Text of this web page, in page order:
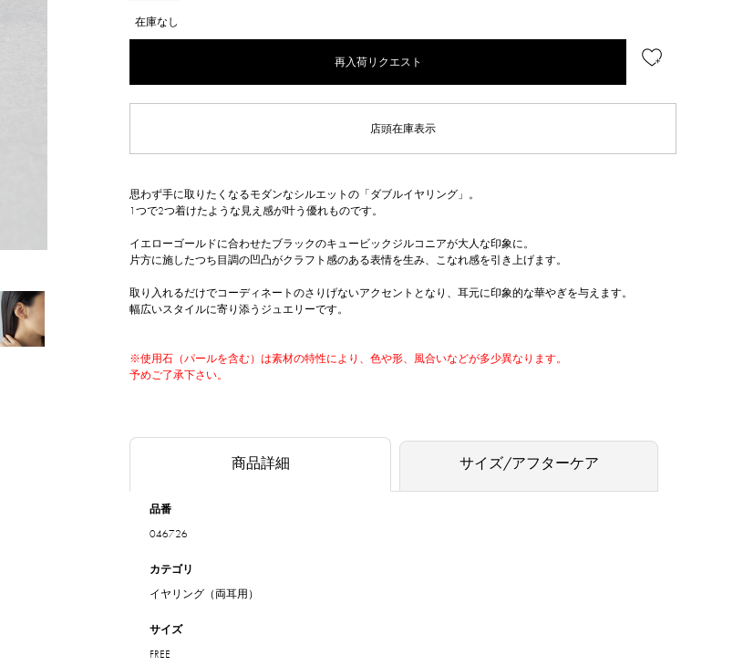
在庫なし
再入荷リクエスト
店頭在庫表示
思わず手に取りたくなるモダンなシルエットの「ダブルイヤリング」。
1つで2つ着けたような見え感が叶う優れものです。
イエローゴールドに合わせたブラックのキュービックジルコニアが大人な印象に。
片方に施したつち目調の凹凸がクラフト感のある表情を生み、こなれ感を引き上げます。
取り入れるだけでコーディネートのさりげないアクセントとなり、耳元に印象的な華やぎを与えます。
幅広いスタイルに寄り添うジュエリーです。
※使用石（パールを含む）は素材の特性により、色や形、風合いなどが多少異なります。
予めご了承下さい。
商品詳細 サイズ/アフターケア
品番
046726
カテゴリ
イヤリング（両耳用）
サイズ
FREE